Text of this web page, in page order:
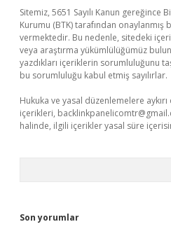
Sitemiz, 5651 Sayılı Kanun gereğince
Kurumu (BTK) tarafından onaylanmış
vermektedir. Bu nedenle, sitedeki
veya araştırma yükümlülüğümüz
yazdıkları içeriklerin sorumluluğunu
bu sorumluluğu kabul etmiş sayılırlar.
Hukuka ve yasal düzenlemelere
içerikleri,
halinde, ilgili içerikler yasal süre
Son yorumlar